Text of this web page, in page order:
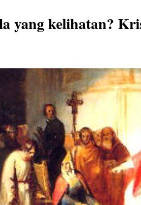
yang kelihatan?